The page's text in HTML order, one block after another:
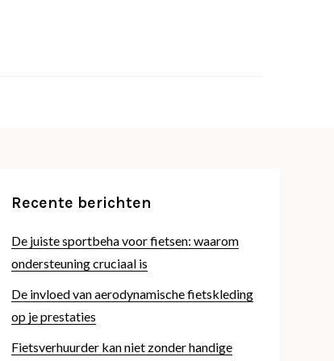
Recente berichten
De juiste sportbeha voor fietsen: waarom
ondersteuning cruciaal is
De invloed van aerodynamische fietskleding
op je prestaties
Fietsverhuurder kan niet zonder handige